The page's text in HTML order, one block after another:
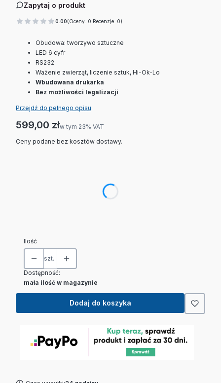
Zapytaj o produkt
0.00(Oceny: 0 Recenzje: 0)
Obudowa: tworzywo sztuczne
LED 6 cyfr
RS232
Ważenie zwierząt, liczenie sztuk, Hi-Ok-Lo
Wbudowana drukarka
Bez możliwości legalizacji
Przejdź do pełnego opisu
Cena
599,00 złw tym 23% VAT
w tym 23% VAT
Ceny podane bez kosztów dostawy.
Ilość
szt.
Dostępność:
mała ilość w magazynie
Dodaj do koszyka